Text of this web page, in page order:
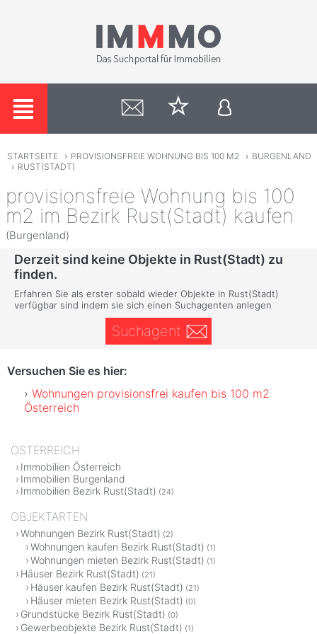
STARTSEITE › PROVISIONSFREIE WOHNUNG BIS 100 M2 › BURGENLAND
› RUST(STADT)
provisionsfreie Wohnung bis 100
m2 im Bezirk Rust(Stadt) kaufen
(Burgenland)
Derzeit sind keine Objekte in Rust(Stadt) zu
finden.
Erfahren Sie als erster sobald wieder Objekte in Rust(Stadt)
verfügbar sind indem sie sich einen Suchagenten anlegen
Suchagent
Versuchen Sie es hier:
Wohnungen provisionsfrei kaufen bis 100 m2
Österreich
ÖSTERREICH
Immobilien Österreich
Immobilien Burgenland
Immobilien Bezirk Rust(Stadt) (24)
OBJEKTARTEN
Wohnungen Bezirk Rust(Stadt) (2)
Wohnungen kaufen Bezirk Rust(Stadt) (1)
Wohnungen mieten Bezirk Rust(Stadt) (1)
Häuser Bezirk Rust(Stadt) (21)
Häuser kaufen Bezirk Rust(Stadt) (21)
Häuser mieten Bezirk Rust(Stadt) (0)
Grundstücke Bezirk Rust(Stadt) (0)
Gewerbeobjekte Bezirk Rust(Stadt) (1)